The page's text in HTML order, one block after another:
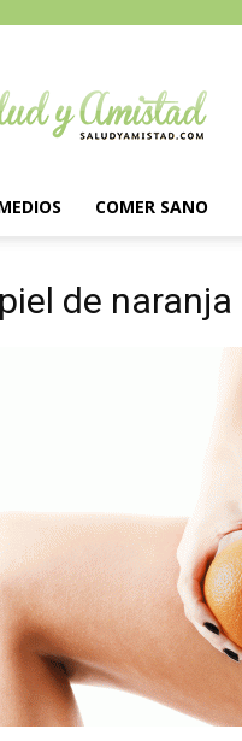
COMER SANO
de naranja